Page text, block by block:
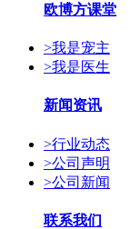
欧博方课堂
>我是宠主
>我是医生
新闻资讯
>行业动态
>公司声明
>公司新闻
联系我们